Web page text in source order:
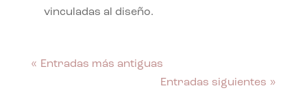
vinculadas al diseño.
« Entradas más antiguas
Entradas siguientes »